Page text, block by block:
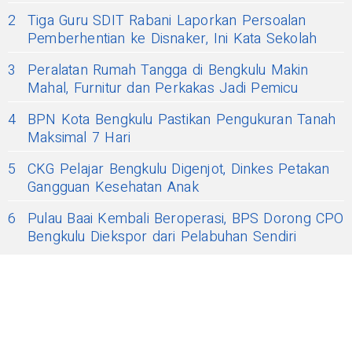
2 Tiga Guru SDIT Rabani Laporkan Persoalan
Pemberhentian ke Disnaker, Ini Kata Sekolah
3
Peralatan Rumah Tangga di Bengkulu Makin
Mahal, Furnitur dan Perkakas Jadi Pemicu
4 BPN Kota Bengkulu Pastikan Pengukuran Tanah
Maksimal 7 Hari
5 CKG Pelajar Bengkulu Digenjot, Dinkes Petakan
Gangguan Kesehatan Anak
6
Pulau Baai Kembali Beroperasi, BPS Dorong CPO
Bengkulu Diekspor dari Pelabuhan Sendiri